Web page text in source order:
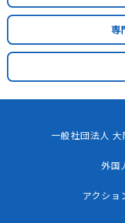
専
一般社団法人
外国
アクショ